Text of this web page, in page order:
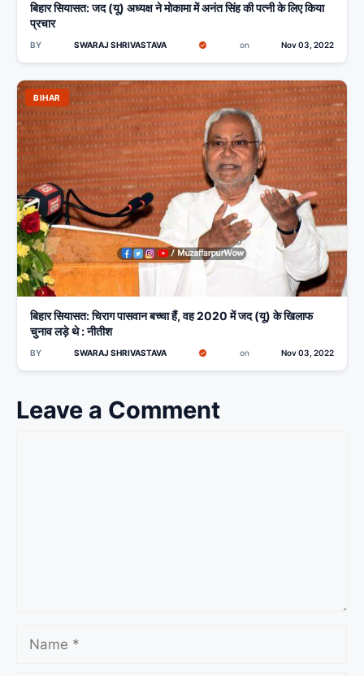
बिहार सियासत: जद (यू) अध्यक्ष ने मोकामा में अनंत सिंह की पत्नी के लिए किया
प्रचार
BY SWARAJ SHRIVASTAVA on Nov 03, 2022
BIHAR
बिहार सियासत: चिराग पासवान बच्चा हैं, वह 2020 में जद (यू) के खिलाफ
चुनाव लड़े थे : नीतीश
BY SWARAJ SHRIVASTAVA on Nov 03, 2022
Leave a Comment